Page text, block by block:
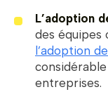
L’adoption
des équipes
l’adoption
entreprises.